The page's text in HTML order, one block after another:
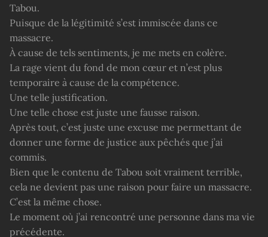
Tabou.
Puisque de la légitimité s’est immiscée dans ce
massacre.
À cause de tels sentiments, je me mets en colère.
La rage vient du fond de mon cœur et n’est plus
temporaire à cause de la compétence.
Une telle justification.
Une telle chose est juste une fausse raison.
Après tout, c’est juste une excuse me permettant de
donner une forme de justice aux pêchés que j’ai
commis.
Bien que le contenu de Tabou soit vraiment terrible,
cela ne devient pas une raison pour faire un massacre.
C’est la même chose.
Le moment où j’ai rencontré une personne dans ma vie
précédente.